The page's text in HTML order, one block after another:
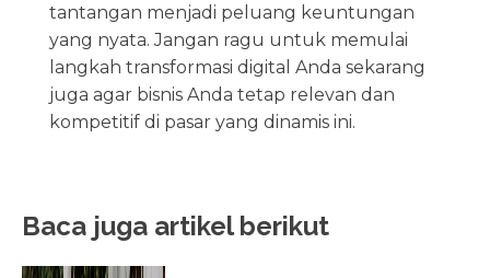
tantangan menjadi peluang keuntungan
yang nyata. Jangan ragu untuk memulai
langkah transformasi digital Anda sekarang
juga agar bisnis Anda tetap relevan dan
kompetitif di pasar yang dinamis ini.
Baca juga artikel berikut